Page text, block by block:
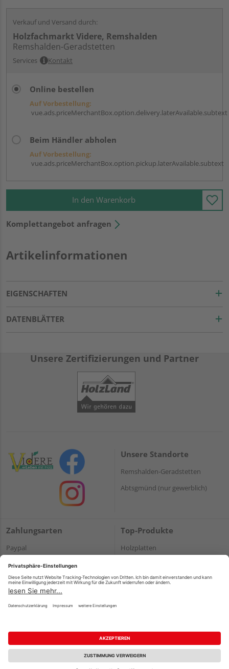
Verkauf und Versand durch:
Holzfachmarkt Videre, Remshalden
Remshalden-Geradstetten
Services Kontakt
Online bestellen
Auf Vorbestellung:
vue.ads.priceMerchantBox.option.delivery.laterAvailable.subtext
Beim Händler abholen
Auf Vorbestellung:
vue.ads.priceMerchantBox.option.pickup.laterAvailable.subtext
In den Warenkorb
Komplettangebot anfragen
Artikelinformationen
EIGENSCHAFTEN
DATENBLÄTTER
Unsere Zertifizierungen und Partner
Unsere Standorte
Remshalden-Geradstetten
Abtsgmünd (nur gewerblich)
Zahlungsarten
Paypal
Onlineüberweisung
Kreditkarte
Rechnung*
Top-Produkte
Holzplatten
Terrassendielen
Datenschutz AGB
Barrierefreiheitserklärung